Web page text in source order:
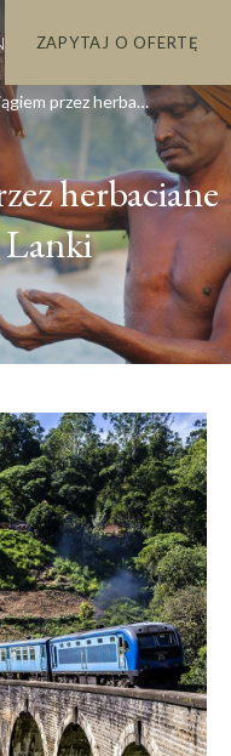
ZAPYTAJ O OFERTĘ
Podróż pociągiem przez herbaciane wzgórza Sri Lanki
herbaciane
Lanki